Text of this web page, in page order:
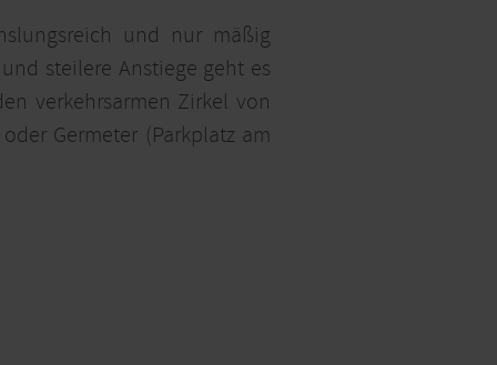
und nur mäßig
steilere Anstiege geht es
verkehrsarmen Zirkel von
Germeter (Parkplatz am